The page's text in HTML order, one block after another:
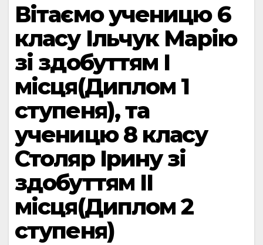
Вітаємо ученицю 6
класу Ільчук Марію
зі здобуттям І
місця(Диплом 1
ступеня), та
ученицю 8 класу
Столяр Ірину зі
здобуттям ІІ
місця(Диплом 2
ступеня)